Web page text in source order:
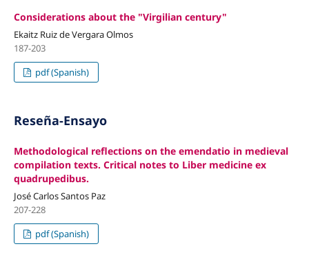
Considerations about the "Virgilian century"
Ekaitz Ruiz de Vergara Olmos
187-203
pdf (Spanish)
Reseña-Ensayo
Methodological reflections on the emendatio in medieval
compilation texts. Critical notes to Liber medicine ex
quadrupedibus.
José Carlos Santos Paz
207-228
pdf (Spanish)